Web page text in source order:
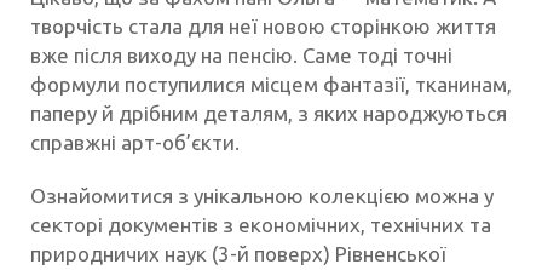
творчість стала для неї новою сторінкою життя
вже після виходу на пенсію. Саме тоді точні
формули поступилися місцем фантазії, тканинам,
паперу й дрібним деталям, з яких народжуються
справжні арт-об’єкти.
Ознайомитися з унікальною колекцією можна у
секторі документів з економічних, технічних та
природничих наук (3-й поверх) Рівненської